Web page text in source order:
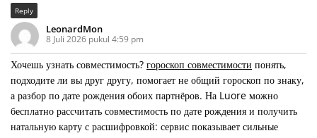
Reply
LeonardMon
8 Juli 2026 pukul 4:59 pm
Хочешь узнать совместимость? гороскоп совместимости понять,
подходите ли вы друг другу, помогает не общий гороскоп по знаку,
а разбор по дате рождения обоих партнёров. На Luore можно
бесплатно рассчитать совместимость по дате рождения и получить
натальную карту с расшифровкой: сервис показывает сильные